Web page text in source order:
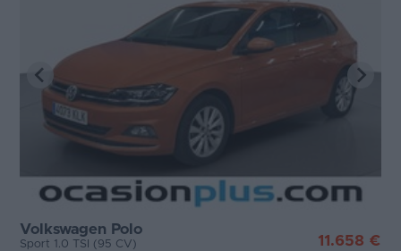
Volkswagen Polo
Sport 1.0 TSI (95 CV) 11.658 €